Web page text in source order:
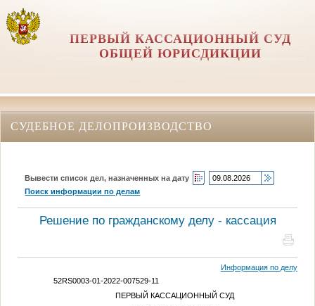
ПЕРВЫЙ КАССАЦИОННЫЙ СУД
ОБЩЕЙ ЮРИСДИКЦИИ
СУДЕБНОЕ ДЕЛОПРОИЗВОДСТВО
Вывести список дел, назначенных на дату
Поиск информации по делам
Решение по гражданскому делу - кассация
Информация по делу
52RS0003-01-2022-007529-11
ПЕРВЫЙ КАССАЦИОННЫЙ СУД